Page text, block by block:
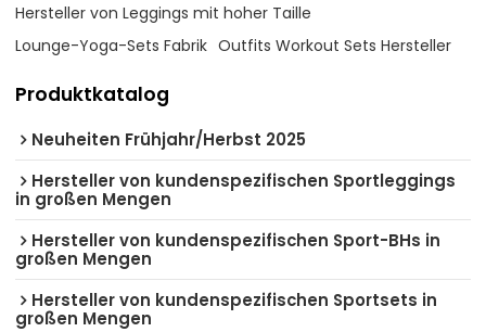
Hersteller von Leggings mit hoher Taille
Lounge-Yoga-Sets Fabrik Outfits Workout Sets Hersteller
Produktkatalog
Neuheiten Frühjahr/Herbst 2025
Hersteller von kundenspezifischen Sportleggings
in großen Mengen
Hersteller von kundenspezifischen Sport-BHs in
großen Mengen
Hersteller von kundenspezifischen Sportsets in
großen Mengen